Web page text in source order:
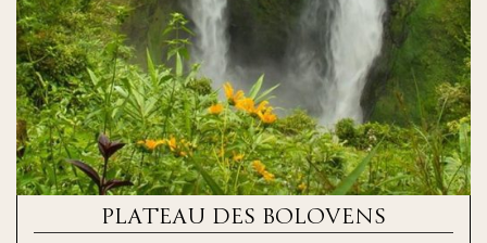
PLATEAU DES BOLOVENS